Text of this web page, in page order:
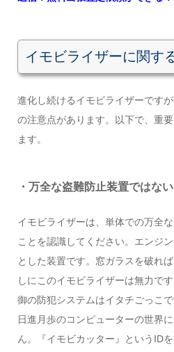
イモビライザーに関す
進化し続けるイモビライザーです
の注意点があります。以下で、重
ます。
・万全な盗難防止装置ではない
イモビライザーは、単体での万全
ことを認識してください。エンジ
とした装置です。窓ガラスを破れ
しにこのイモビライザーは無力で
御の防犯システムはイタチごっこで
日進月歩のコンピューターの世界
ん。『イモビカッター』というID